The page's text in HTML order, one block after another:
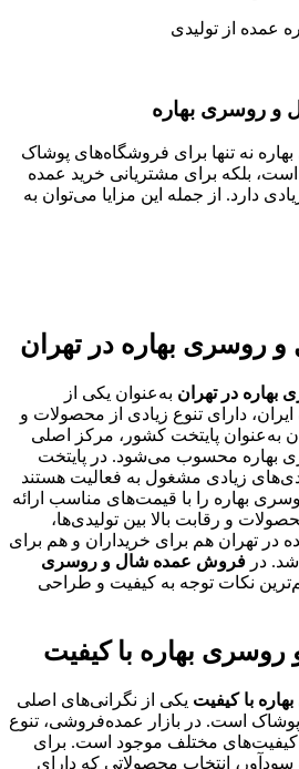
و روسری بهاره
نه تنها برای فروشگاه‌های پوشاک
بلکه برای مشتریانی خرید عمده
دارد. از جمله این مزایا می‌توان به
روسری بهاره در تهران
در تهران به‌عنوان یکی از
دارای تنوع زیادی از محصولات و
به‌عنوان پایتخت کشور، مرکز اصلی
محسوب می‌شود. در پایتخت
زیادی مشغول به فعالیت هستند
بهاره را با قیمت‌های مناسب ارائه
و رقابت بالا بین تولیدی‌ها،
تهران هم برای خریداران و هم برای
در فروش عمده شال و روسری
نکات توجه به کیفیت و طراحی
بهاره با کیفیت
با کیفیت یکی از نگرانی‌های اصلی
است. در بازار عمده‌فروشی، تنوع
کیفیت‌های مختلف موجود است. برای
انتخاب محصولاتی که دارای